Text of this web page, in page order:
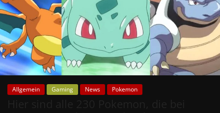
Allgemein Gaming News Pokemon